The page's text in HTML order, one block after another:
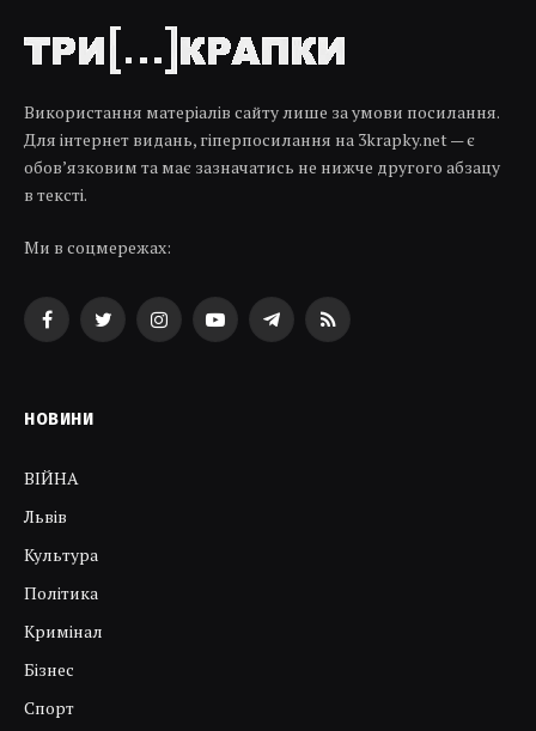
Використання матеріалів сайту лише за умови посилання.
Для інтернет видань, гіперпосилання на 3krapky.net — є
обов’язковим та має зазначатись не нижче другого абзацу
в тексті.
Ми в соцмережах:
FacebookTwitterInstagramYouTubeTelegramRSS
НОВИНИ
ВІЙНА
Львів
Культура
Політика
Кримінал
Бізнес
Спорт